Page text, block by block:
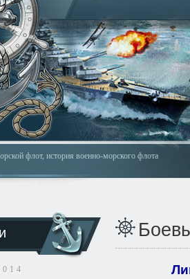
флот, история военно-морского флота